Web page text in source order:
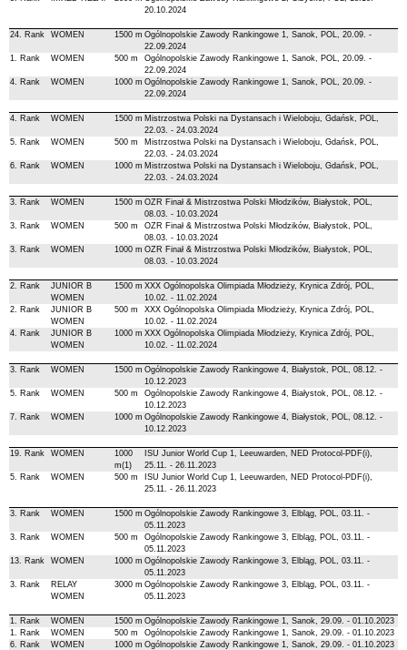
20.10.2024
24. Rank WOMEN 1500 m Ogólnopolskie Zawody Rankingowe 1, Sanok, POL, 20.09. -
22.09.2024
1. Rank
WOMEN 500 m
Ogólnopolskie Zawody Rankingowe 1, Sanok, POL, 20.09. -
22.09.2024
4. Rank
WOMEN 1000 m Ogólnopolskie Zawody Rankingowe 1, Sanok, POL, 20.09. -
22.09.2024
4. Rank WOMEN 1500 m Mistrzostwa Polski na Dystansach i Wieloboju, Gdańsk, POL,
22.03. - 24.03.2024
5. Rank
WOMEN 500 m
Mistrzostwa Polski na Dystansach i Wieloboju, Gdańsk, POL,
22.03. - 24.03.2024
6. Rank
WOMEN 1000 m Mistrzostwa Polski na Dystansach i Wieloboju, Gdańsk, POL,
22.03. - 24.03.2024
3. Rank WOMEN 1500 m OZR Finał & Mistrzostwa Polski Młodzików, Białystok, POL,
08.03. - 10.03.2024
3. Rank
WOMEN 500 m
OZR Finał & Mistrzostwa Polski Młodzików, Białystok, POL,
08.03. - 10.03.2024
3. Rank
WOMEN 1000 m OZR Finał & Mistrzostwa Polski Młodzików, Białystok, POL,
08.03. - 10.03.2024
2. Rank
JUNIOR B
WOMEN
1500 m XXX Ogólnopolska Olimpiada Młodzieży, Krynica Zdrój, POL,
10.02. - 11.02.2024
2. Rank
JUNIOR B
WOMEN
500 m
XXX Ogólnopolska Olimpiada Młodzieży, Krynica Zdrój, POL,
10.02. - 11.02.2024
4. Rank
JUNIOR B
WOMEN
1000 m XXX Ogólnopolska Olimpiada Młodzieży, Krynica Zdrój, POL,
10.02. - 11.02.2024
3. Rank WOMEN 1500 m Ogólnopolskie Zawody Rankingowe 4, Białystok, POL, 08.12. -
10.12.2023
5. Rank
WOMEN 500 m
Ogólnopolskie Zawody Rankingowe 4, Białystok, POL, 08.12. -
10.12.2023
7. Rank
WOMEN 1000 m Ogólnopolskie Zawody Rankingowe 4, Białystok, POL, 08.12. -
10.12.2023
19. Rank WOMEN
1000
m(1)
ISU Junior World Cup 1, Leeuwarden, NED Protocol-PDF(i),
25.11. - 26.11.2023
5. Rank
WOMEN 500 m
ISU Junior World Cup 1, Leeuwarden, NED Protocol-PDF(i),
25.11. - 26.11.2023
3. Rank WOMEN 1500 m Ogólnopolskie Zawody Rankingowe 3, Elbląg, POL, 03.11. -
05.11.2023
3. Rank
WOMEN 500 m
Ogólnopolskie Zawody Rankingowe 3, Elbląg, POL, 03.11. -
05.11.2023
13. Rank
WOMEN 1000 m Ogólnopolskie Zawody Rankingowe 3, Elbląg, POL, 03.11. -
05.11.2023
3. Rank
RELAY
WOMEN
3000 m Ogólnopolskie Zawody Rankingowe 3, Elbląg, POL, 03.11. -
05.11.2023
1. Rank WOMEN 1500 m Ogólnopolskie Zawody Rankingowe 1, Sanok, 29.09. - 01.10.2023
1. Rank
WOMEN 500 m
Ogólnopolskie Zawody Rankingowe 1, Sanok, 29.09. - 01.10.2023
6. Rank
WOMEN 1000 m Ogólnopolskie Zawody Rankingowe 1, Sanok, 29.09. - 01.10.2023